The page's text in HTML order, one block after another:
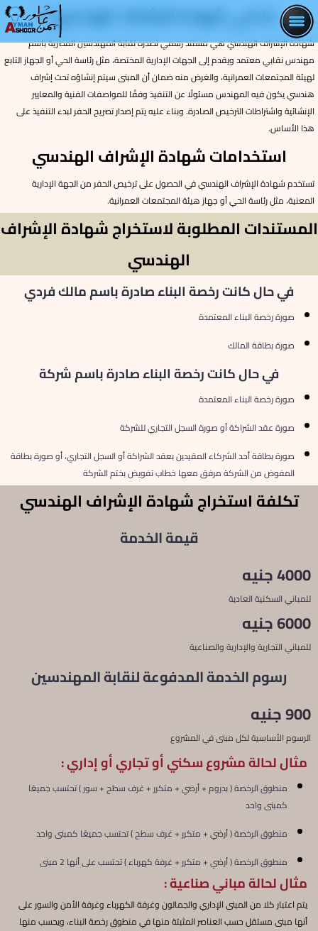
شهادة إشراف هندسي على البناء
استخراج شهادة الإشراف الهندسي الصادرة من نقابة
المهندسين المصرية للحصول على ترخيص الحفر وبدء التنفيذ،
مع توضيح المستندات المطلوبة والتكلفة والرسوم الهندسية.
تواصل معنا
ما هي شهادة الإشراف الهندسي ؟
شهادة الإشراف الهندسي هي مستند رسمي تصدره نقابة المهندسين المصرية باسم
مهندس نقابي معتمد ويقدم إلى الجهات الإدارية المختصة، مثل رئاسة الحي أو الجهاز التابع
لهيئة المجتمعات العمرانية، والغرض منه ضمان أن المبنى سيتم إنشاؤه تحت إشراف
هندسي يكون فيه المهندس مسئولًا عن التنفيذ وفقًا للمواصفات الفنية والمعايير
الإنشائية واشتراطات الترخيص الصادرة. وبناء عليه يتم إصدار تصريح الحفر لبدء التنفيذ على
هذا الأساس.
استخدامات شهادة الإشراف الهندسي
تستخدم شهادة الإشراف الهندسي في الحصول على ترخيص الحفر من الجهة الإدارية
المعنية، مثل رئاسة الحي أو جهاز هيئة المجتمعات العمرانية.
المستندات المطلوبة لاستخراج شهادة الإشراف
الهندسي
في حال كانت رخصة البناء صادرة باسم مالك فردي
صورة رخصة البناء المعتمدة
صورة بطاقة المالك
في حال كانت رخصة البناء صادرة باسم شركة
صورة رخصة البناء المعتمدة
صورة عقد الشراكة أو صورة السجل التجاري للشركة
صورة بطاقة أحد الشركاء المقيدين بعقد الشراكة أو السجل التجاري، أو صورة بطاقة
المفوض من الشركة مرفق معها خطاب تفويض بختم الشركة
تكلفة استخراج شهادة الإشراف الهندسي
قيمة الخدمة
4000 جنيه
للمباني السكنية العادية
6000 جنيه
للمباني التجارية والإدارية والصناعية
رسوم الخدمة المدفوعة لنقابة المهندسين
900 جنيه
الرسوم الأساسية لكل مبنى في المشروع
مثال لحالة مشروع سكني أو تجاري أو إداري :
منطوق الرخصة ( بدروم + أرضي + متكرر + غرف سطح + سور ) تحتسب جميعًا
كمبنى واحد
منطوق الرخصة ( أرضي + متكرر + غرف سطح ) تحتسب جميعًا كمبنى واحد
منطوق الرخصة ( أرضي + متكرر + غرفة كهرباء ) تحتسب على أنها 2 مبنى
مثال لحالة مباني صناعية :
يتم اعتبار كلا من المبنى الإداري والجمالون وغرفة الكهرباء وغرفة الأمن والسور على
أنها مبنى مستقل حسب العناصر المثبتة منها في منطوق رخصة البناء، ويحسب منها